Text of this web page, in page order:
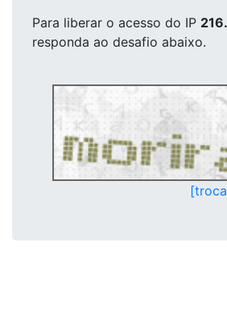
Para liberar o acesso do IP
responda ao desafio abaixo.